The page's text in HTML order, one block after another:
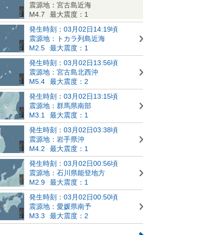
震源地：宮古島近海
M4.7
最大震度：1
発生時刻：03月02日14:19頃
震源地：トカラ列島近海
M2.5
最大震度：1
発生時刻：03月02日13:56頃
震源地：宮古島北西沖
M5.4
最大震度：2
発生時刻：03月02日13:15頃
震源地：群馬県南部
M3.1
最大震度：1
発生時刻：03月02日03:38頃
震源地：岩手県沖
M4.2
最大震度：1
発生時刻：03月02日00:56頃
震源地：石川県能登地方
M2.9
最大震度：1
発生時刻：03月02日00:50頃
震源地：愛媛県南予
M3.3
最大震度：2